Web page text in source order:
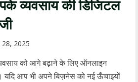
व्यवसाय की डिजिटल
2025
को आगे बढ़ाने के लिए ऑनलाइन
यदि आप भी अपने बिज़नेस को नई ऊँचाइयों